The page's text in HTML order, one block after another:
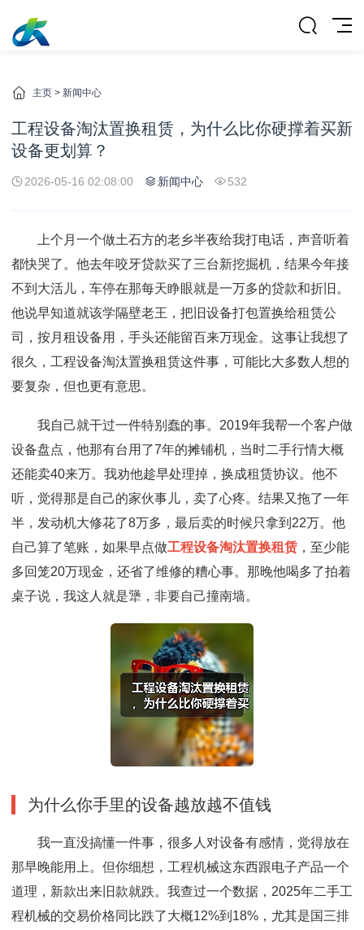
主页 > 新闻中心
工程设备淘汰置换租赁，为什么比你硬撑着买新
设备更划算？
2026-05-16 02:08:00 新闻中心 532
上个月一个做土石方的老乡半夜给我打电话，声音听着
都快哭了。他去年咬牙贷款买了三台新挖掘机，结果今年接
不到大活儿，车停在那每天睁眼就是一万多的贷款和折旧。
他说早知道就该学隔壁老王，把旧设备打包置换给租赁公
司，按月租设备用，手头还能留百来万现金。这事让我想了
很久，工程设备淘汰置换租赁这件事，可能比大多数人想的
要复杂，但也更有意思。
我自己就干过一件特别蠢的事。2019年我帮一个客户做
设备盘点，他那有台用了7年的摊铺机，当时二手行情大概
还能卖40来万。我劝他趁早处理掉，换成租赁协议。他不
听，觉得那是自己的家伙事儿，卖了心疼。结果又拖了一年
半，发动机大修花了8万多，最后卖的时候只拿到22万。他
自己算了笔账，如果早点做工程设备淘汰置换租赁 ，至少能
多回笼20万现金，还省了维修的糟心事。那晚他喝多了拍着
桌子说，我这人就是犟，非要自己撞南墙。
为什么你手里的设备越放越不值钱
我一直没搞懂一件事，很多人对设备有感情，觉得放在
那早晚能用上。但你细想，工程机械这东西跟电子产品一个
道理，新款出来旧款就跌。我查过一个数据，2025年二手工
程机械的交易价格同比跌了大概12%到18%，尤其是国三排